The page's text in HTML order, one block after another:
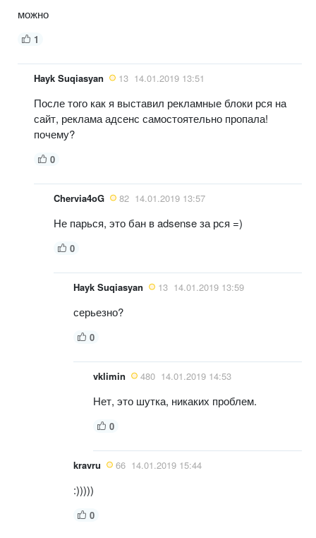
можно
1
Hayk Suqiasyan 13 14.01.2019 13:51
После того как я выставил рекламные блоки рся на
сайт, реклама адсенс самостоятельно пропала!
почему?
0
Chervia4oG 82 14.01.2019 13:57
Не парься, это бан в adsense за рся =)
0
Hayk Suqiasyan 13 14.01.2019 13:59
серьезно?
0
vklimin 480 14.01.2019 14:53
Нет, это шутка, никаких проблем.
0
kravru 66 14.01.2019 15:44
:)))))
0